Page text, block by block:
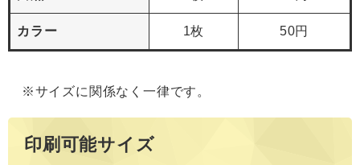
カラー 1枚 50円
※サイズに関係なく一律です。
印刷可能サイズ